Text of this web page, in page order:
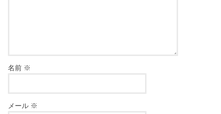
名前 ※
メール ※